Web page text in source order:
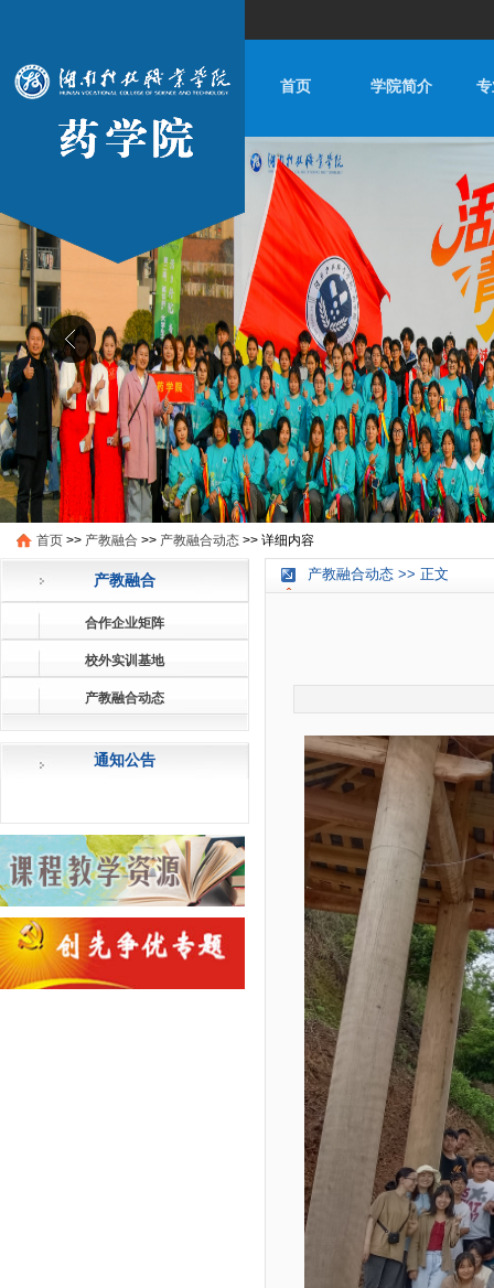
首页 学院简介
首页 >> 产教融合 >> 产教融合动态 >> 详细内容
产教融合
合作企业矩阵
校外实训基地
产教融合动态
通知公告
产教融合动态 >> 正文